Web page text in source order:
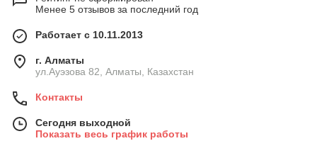
Менее 5 отзывов за последний год
Работает с 10.11.2013
г. Алматы
ул.Ауэзова 82, Алматы, Казахстан
Контакты
Сегодня выходной
Показать весь график работы